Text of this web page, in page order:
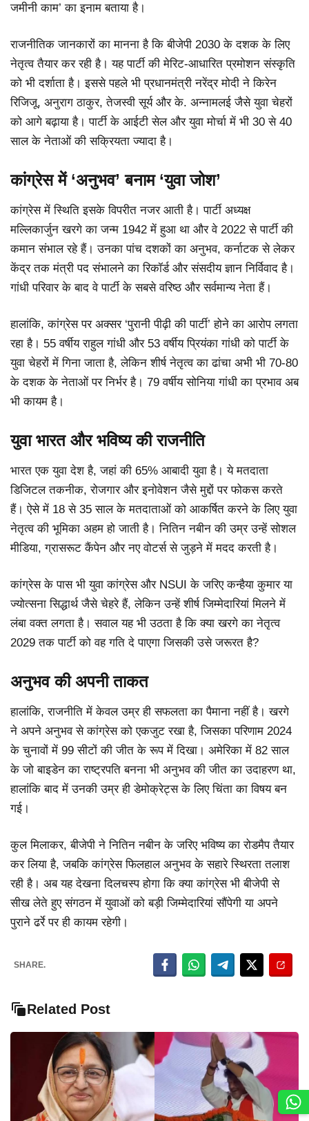
जमीनी काम’ का इनाम बताया है।
राजनीतिक जानकारों का मानना है कि बीजेपी 2030 के दशक के लिए
नेतृत्व तैयार कर रही है। यह पार्टी की मेरिट-आधारित प्रमोशन संस्कृति
को भी दर्शाता है। इससे पहले भी प्रधानमंत्री नरेंद्र मोदी ने किरेन
रिजिजू, अनुराग ठाकुर, तेजस्वी सूर्य और के. अन्नामलई जैसे युवा चेहरों
को आगे बढ़ाया है। पार्टी के आईटी सेल और युवा मोर्चा में भी 30 से 40
साल के नेताओं की सक्रियता ज्यादा है।
कांग्रेस में ‘अनुभव’ बनाम ‘युवा जोश’
कांग्रेस में स्थिति इसके विपरीत नजर आती है। पार्टी अध्यक्ष
मल्लिकार्जुन खरगे का जन्म 1942 में हुआ था और वे 2022 से पार्टी की
कमान संभाल रहे हैं। उनका पांच दशकों का अनुभव, कर्नाटक से लेकर
केंद्र तक मंत्री पद संभालने का रिकॉर्ड और संसदीय ज्ञान निर्विवाद है।
गांधी परिवार के बाद वे पार्टी के सबसे वरिष्ठ और सर्वमान्य नेता हैं।
हालांकि, कांग्रेस पर अक्सर ‘पुरानी पीढ़ी की पार्टी’ होने का आरोप लगता
रहा है। 55 वर्षीय राहुल गांधी और 53 वर्षीय प्रियंका गांधी को पार्टी के
युवा चेहरों में गिना जाता है, लेकिन शीर्ष नेतृत्व का ढांचा अभी भी 70-80
के दशक के नेताओं पर निर्भर है। 79 वर्षीय सोनिया गांधी का प्रभाव अब
भी कायम है।
युवा भारत और भविष्य की राजनीति
भारत एक युवा देश है, जहां की 65% आबादी युवा है। ये मतदाता
डिजिटल तकनीक, रोजगार और इनोवेशन जैसे मुद्दों पर फोकस करते
हैं। ऐसे में 18 से 35 साल के मतदाताओं को आकर्षित करने के लिए युवा
नेतृत्व की भूमिका अहम हो जाती है। नितिन नबीन की उम्र उन्हें सोशल
मीडिया, ग्रासरूट कैंपेन और नए वोटर्स से जुड़ने में मदद करती है।
कांग्रेस के पास भी युवा कांग्रेस और NSUI के जरिए कन्हैया कुमार या
ज्योत्सना सिद्धार्थ जैसे चेहरे हैं, लेकिन उन्हें शीर्ष जिम्मेदारियां मिलने में
लंबा वक्त लगता है। सवाल यह भी उठता है कि क्या खरगे का नेतृत्व
2029 तक पार्टी को वह गति दे पाएगा जिसकी उसे जरूरत है?
अनुभव की अपनी ताकत
हालांकि, राजनीति में केवल उम्र ही सफलता का पैमाना नहीं है। खरगे
ने अपने अनुभव से कांग्रेस को एकजुट रखा है, जिसका परिणाम 2024
के चुनावों में 99 सीटों की जीत के रूप में दिखा। अमेरिका में 82 साल
के जो बाइडेन का राष्ट्रपति बनना भी अनुभव की जीत का उदाहरण था,
हालांकि बाद में उनकी उम्र ही डेमोक्रेट्स के लिए चिंता का विषय बन
गई।
कुल मिलाकर, बीजेपी ने नितिन नबीन के जरिए भविष्य का रोडमैप तैयार
कर लिया है, जबकि कांग्रेस फिलहाल अनुभव के सहारे स्थिरता तलाश
रही है। अब यह देखना दिलचस्प होगा कि क्या कांग्रेस भी बीजेपी से
सीख लेते हुए संगठन में युवाओं को बड़ी जिम्मेदारियां सौंपेगी या अपने
पुराने ढर्रे पर ही कायम रहेगी।
SHARE.
Related Post